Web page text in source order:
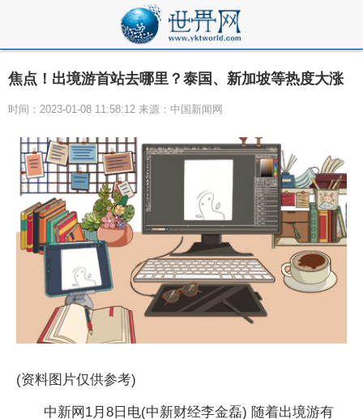
焦点！出境游首站去哪里？泰国、新加坡等热度大涨
时间：2023-01-08 11:58:12 来源：中国新闻网
(资料图片仅供参考)
中新网1月8日电(中新财经李金磊) 随着出境游有